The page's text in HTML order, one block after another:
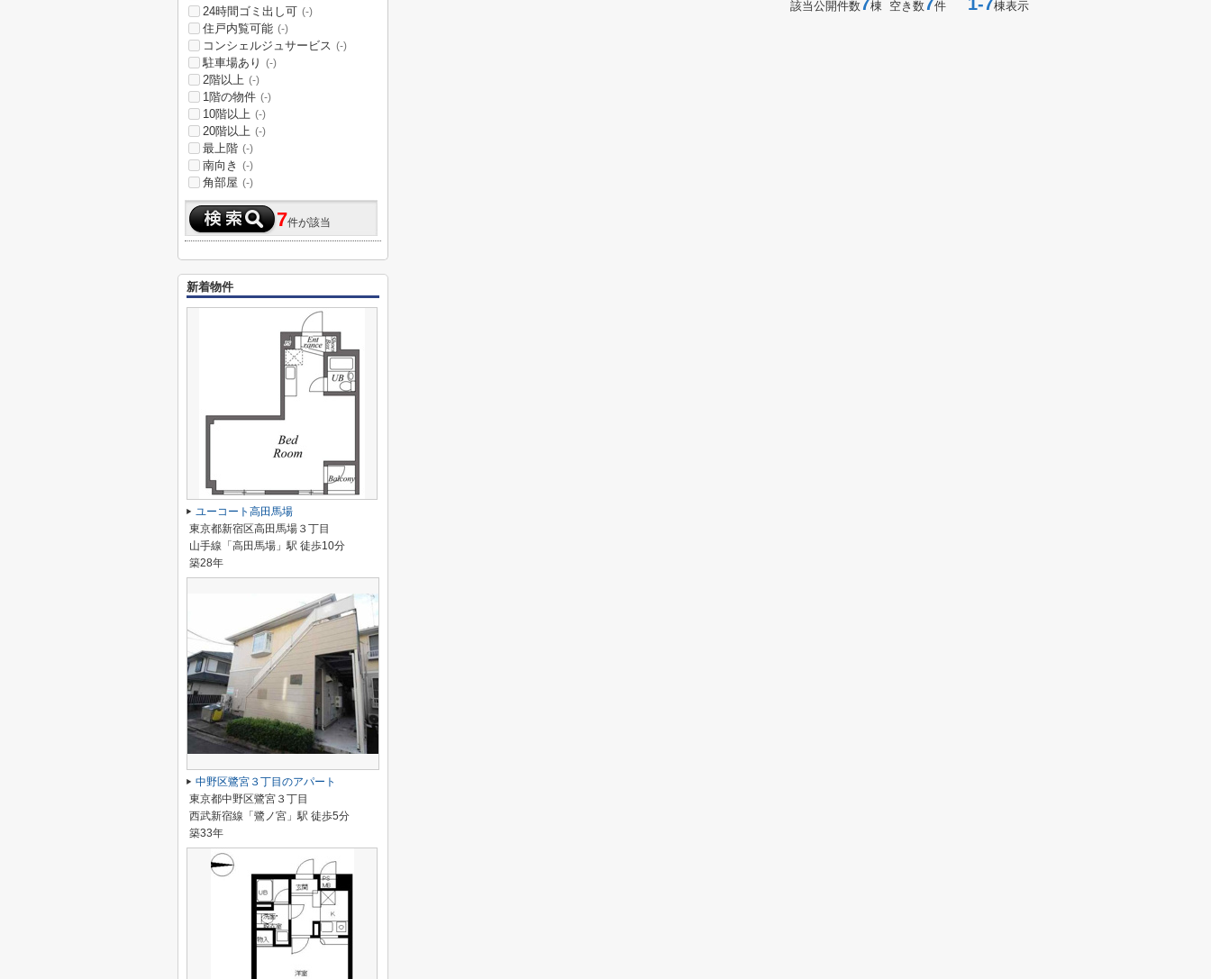
該当公開件数 棟 空き数 件 棟表示
24時間ゴミ出し可 (-)
住戸内覧可能 (-)
コンシェルジュサービス (-)
駐車場あり (-)
2階以上 (-)
1階の物件 (-)
10階以上 (-)
20階以上 (-)
最上階 (-)
南向き (-)
角部屋 (-)
7件が該当
新着物件
ユーコート高田馬場
東京都新宿区高田馬場３丁目
山手線「高田馬場」駅 徒歩10分
築28年
中野区鷺宮３丁目のアパート
東京都中野区鷺宮３丁目
西武新宿線「鷺ノ宮」駅 徒歩5分
築33年